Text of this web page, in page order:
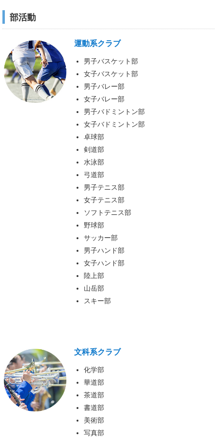
部活動
運動系クラブ
男子バスケット部
女子バスケット部
男子バレー部
女子バレー部
男子バドミントン部
女子バドミントン部
卓球部
剣道部
水泳部
弓道部
男子テニス部
女子テニス部
ソフトテニス部
野球部
サッカー部
男子ハンド部
女子ハンド部
陸上部
山岳部
スキー部
文科系クラブ
化学部
華道部
茶道部
書道部
美術部
写真部